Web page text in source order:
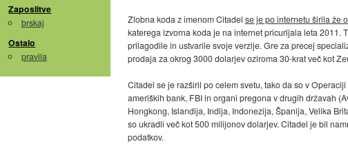
Zaposlitve
brskaj
Ostalo
pravila
Zlobna koda z imenom Citadel se je po internetu širila že
katerega izvorna koda je na internet pricurljala leta 2011.
prilagodile in ustvarile svoje verzije. Gre za precej
prodaja za okrog 3000 dolarjev oziroma 30-krat več kot
Citadel se je razširil po celem svetu, tako da so v
ameriških bank, FBI in organi pregona v drugih državah
Hongkong, Islandija, Indija, Indonezija, Španija, Velika
so ukradli več kot 500 milijonov dolarjev. Citadel je bil
podatkov.